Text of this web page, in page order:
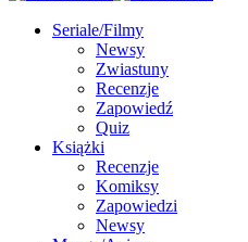
Seriale/Filmy
Newsy
Zwiastuny
Recenzje
Zapowiedź
Quiz
Książki
Recenzje
Komiksy
Zapowiedzi
Newsy